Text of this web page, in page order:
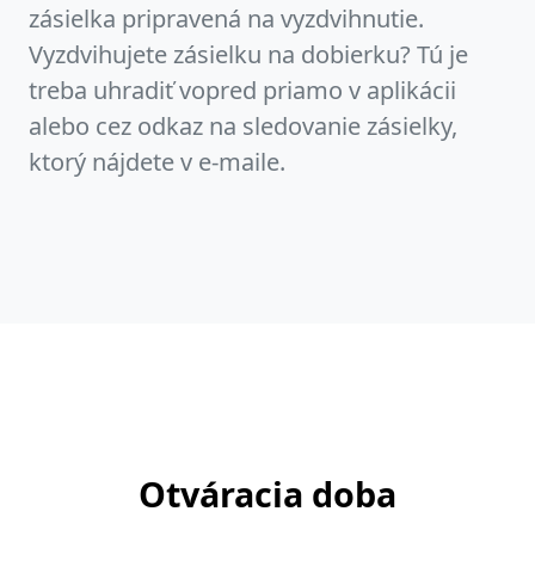
zásielka pripravená na vyzdvihnutie.
Vyzdvihujete zásielku na dobierku? Tú je
treba uhradiť vopred priamo v aplikácii
alebo cez odkaz na sledovanie zásielky,
ktorý nájdete v e-maile.
Otváracia doba